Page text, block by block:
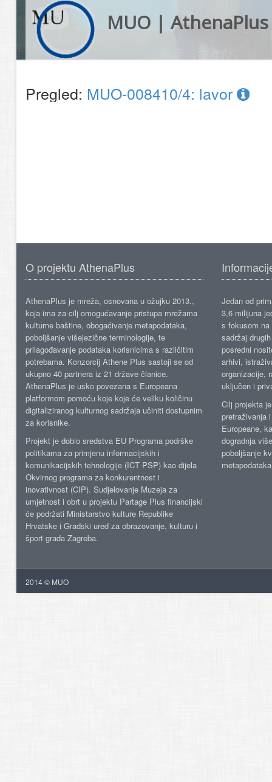
MUO | AthenaPlus
Pregled: MUO-008410/4: lavor
O projektu AthenaPlus
AthenaPlus je mreža, osnovana u ožujku 2013.,
koja ima za cilj omogućavanje pristupa mrežama
kulturne baštine, obogaćivanje metapodataka,
poboljšanje višejezične terminologije, te
prilagođavanje podataka korisnicima s različitim
potrebama. Konzorcij Athene Plus sastoji se od
ukupno 40 partnera iz 21 države članice.
AthenaPlus je usko povezana s Europeana
platformom pomoću koje koje će veliku količinu
digitaliziranog kulturnog sadržaja učiniti dostupnim
za korisnike.
Projekt je dobio sredstva EU Programa podrške
politikama za primjenu informacijskih i
komunikacijskih tehnologije (ICT PSP) kao dijela
Okvirnog programa za konkurentnost i
inovativnost (CIP). Sudjelovanje Muzeja za
umjetnost i obrt u projektu Partage Plus financijski
će podržati Ministarstvo kulture Republike
Hrvatske i Gradski ured za obrazovanje, kulturu i
šport grada Zagreba.
Jedan od
3,6 milijuna
s fokusom
sadržaj
posredni
arhivi,
organizacije,
uključen i
Cilj projekta
pretraživanja
Europeane,
dogradnja
poboljšanje
2014 © MUO